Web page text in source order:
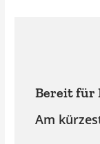
Bereit für
Am